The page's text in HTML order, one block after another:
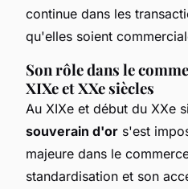
continue dans les
qu'elles soient
Son rôle dans le
XIXe et XXe siècles
Au XIXe et début du XXe
souverain d'or s'est
majeure dans le
standardisation et son